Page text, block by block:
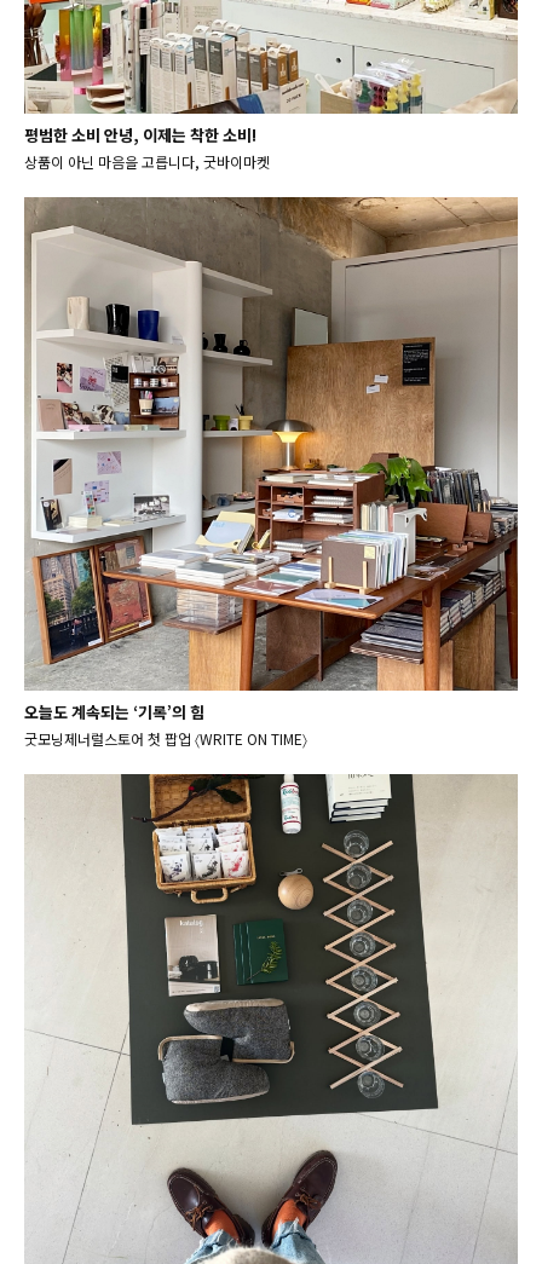
평범한 소비 안녕, 이제는 착한 소비!
상품이 아닌 마음을 고릅니다, 굿바이마켓
오늘도 계속되는 ‘기록’의 힘
굿모닝제너럴스토어 첫 팝업 〈WRITE ON TIME〉